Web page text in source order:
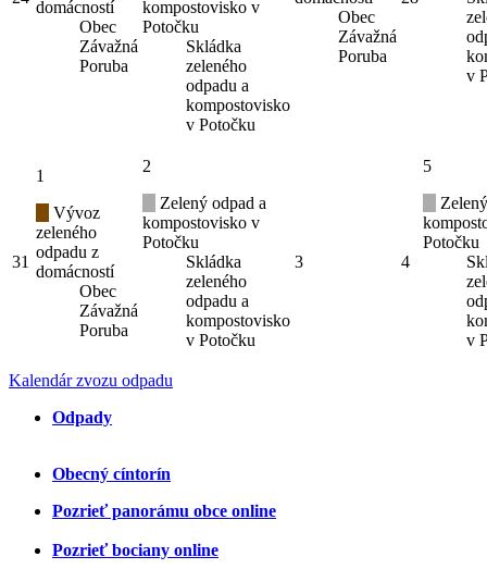
domácností
Obec
Závažná
Poruba
kompostovisko v
Potočku
Skládka
zeleného
odpadu a
kompostovisko
v Potočku
Obec
Závažná
Poruba
v
31
1
Vývoz
zeleného
odpadu z
domácností
Obec
Závažná
Poruba
2
Zelený odpad a
kompostovisko v
Potočku
Skládka
zeleného
odpadu a
kompostovisko
v Potočku
3 4
5
Potočku
v
Kalendár zvozu odpadu
Odpady
Obecný cíntorín
Pozrieť panorámu obce online
Pozrieť bociany online